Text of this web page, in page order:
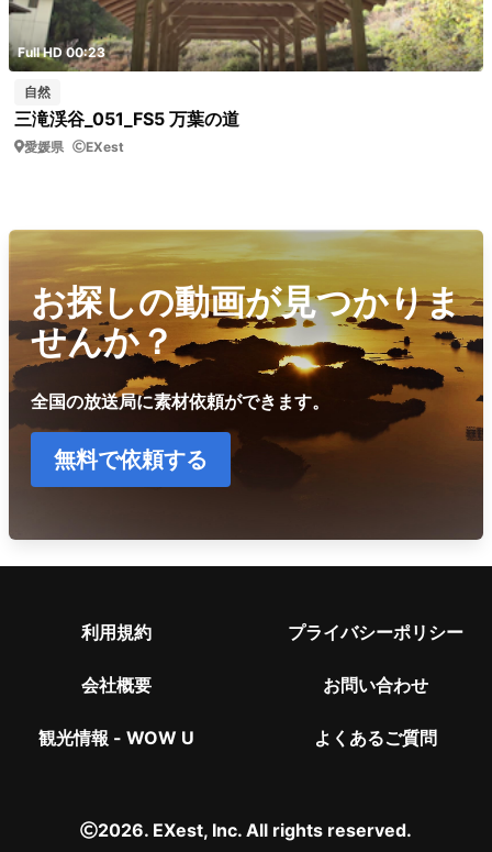
Full HD 00:23
自然
三滝渓谷_051_FS5 万葉の道
愛媛県 EXest
お探しの動画が見つかりま
せんか？
全国の放送局に素材依頼ができます。
無料で依頼する
利用規約 プライバシーポリシー
会社概要 お問い合わせ
観光情報 - WOW U よくあるご質問
2026. EXest, Inc. All rights reserved.